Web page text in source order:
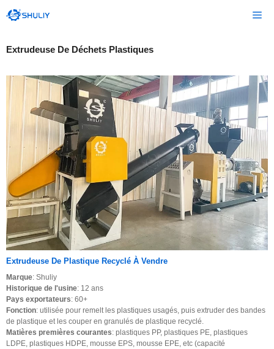
au
Extrudeuse De Déchets Plastiques
Extrudeuse De Plastique Recyclé À Vendre
Marque: Shuliy
Historique de l'usine: 12 ans
Pays exportateurs: 60+
Fonction: utilisée pour remelt les plastiques usagés, puis extruder des bandes
de plastique et les couper en granulés de plastique recyclé.
Matières premières courantes: plastiques PP, plastiques PE, plastiques
LDPE, plastiques HDPE, mousse EPS, mousse EPE, etc (capacité